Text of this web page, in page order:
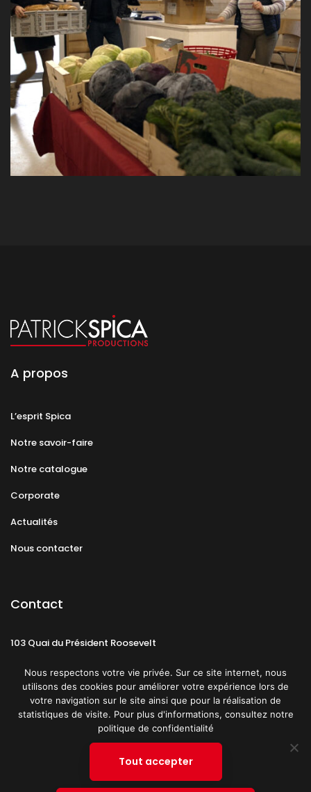
A propos
L’esprit Spica
Notre savoir-faire
Notre catalogue
Corporate
Actualités
Nous contacter
Contact
103 Quai du Président Roosevelt
CGU Politique de confidentialité
Nous respectons votre vie privée. Sur ce site internet, nous
utilisons des cookies pour améliorer votre expérience lors de
votre navigation sur le site ainsi que pour la réalisation de
statistiques de visite. Pour plus d'informations, consultez notre
politique de confidentialité
Tout accepter